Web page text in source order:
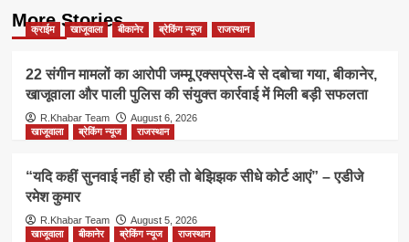
More Stories
क्राईम खाजूवाला बीकानेर ब्रेकिंग न्यूज राजस्थान
22 संगीन मामलों का आरोपी जम्मू एक्सप्रेस-वे से दबोचा गया, बीकानेर,
खाजूवाला और पाली पुलिस की संयुक्त कार्रवाई में मिली बड़ी सफलता
R.Khabar Team
August 6, 2026
खाजूवाला
ब्रेकिंग न्यूज राजस्थान
“यदि कहीं सुनवाई नहीं हो रही तो बेझिझक सीधे कोर्ट आएं” – एडीजे
रमेश कुमार
R.Khabar Team
August 5, 2026
खाजूवाला
बीकानेर ब्रेकिंग न्यूज राजस्थान